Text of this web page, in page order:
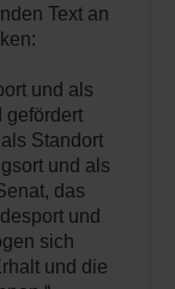
Text an
und als
gefördert
Standort
und als
das
und
sich
und die